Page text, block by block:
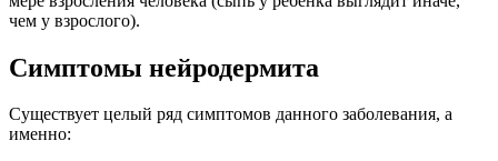
чем у взрослого).
Симптомы нейродермита
Существует целый ряд симптомов данного заболевания, а
именно: